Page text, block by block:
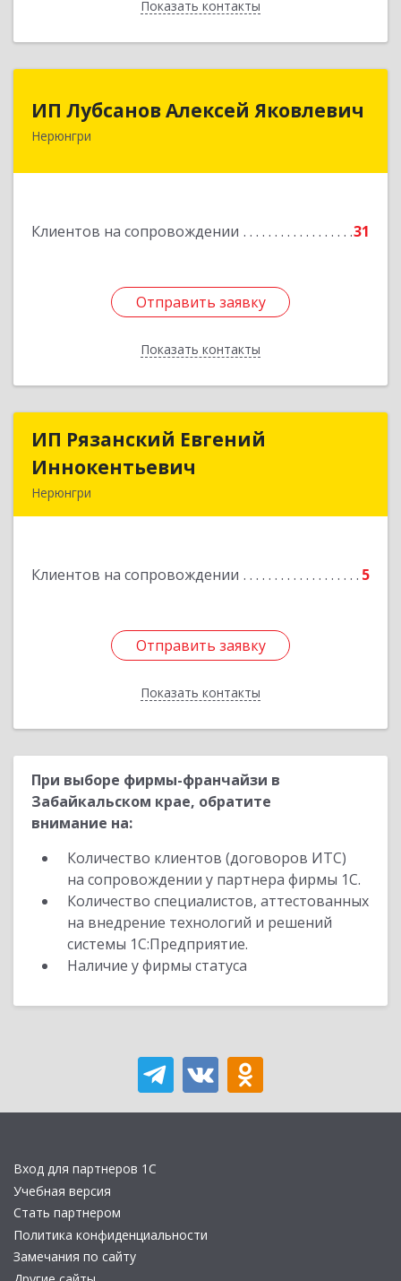
Показать контакты
Назад
ИП Лубсанов Алексей Яковлевич
Нерюнгри
Клиентов на сопровождении 31
Отправить заявку
Показать контакты
ИП Лубсанов Алексей Яковлевич
675002, Амурская область, г. Благовещенск, ул.
Отправить заявку
Назад
ИП Рязанский Евгений
Иннокентьевич
Нерюнгри
Клиентов на сопровождении 5
Отправить заявку
Показать контакты
ИП Рязанский Евгений
Подробнее
Отправить заявку
Назад
При выборе фирмы-франчайзи в
Забайкальском крае, обратите
внимание на:
Количество клиентов (договоров ИТС)
на сопровождении у партнера фирмы 1С.
Количество специалистов, аттестованных
на внедрение технологий и решений
системы 1С:Предприятие.
Наличие у фирмы статуса
Вход для партнеров 1С
Учебная версия
Стать партнером
Политика конфиденциальности
Замечания по сайту